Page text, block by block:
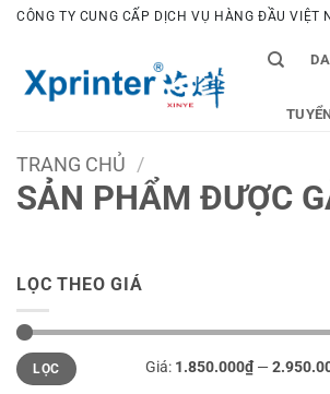
Bỏ
dung
CÔNG TY CUNG CẤP DỊCH VỤ HÀNG ĐẦU VIỆT
TRANG CHỦ /
SẢN PHẨM ĐƯỢC
LỌC THEO GIÁ
Giá
tối
thiểu
Giá
tối
đa
LỌC Giá: 1.850.000₫—